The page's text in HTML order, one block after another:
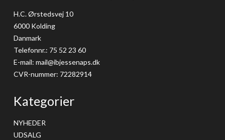
H.C. Ørstedsvej 10
6000 Kolding
Danmark
Telefonnr.: 75 52 23 60
E-mail: mail@ibjessenaps.dk
CVR-nummer: 72282914
Kategorier
NYHEDER
UDSALG